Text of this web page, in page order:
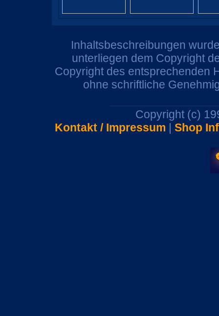
Inhaltsbeschreibungen
unterliegen dem Copyright
Copyright des entsprechenden
ohne schriftliche
Copyright (c)
Kontakt / Impressum | Shop